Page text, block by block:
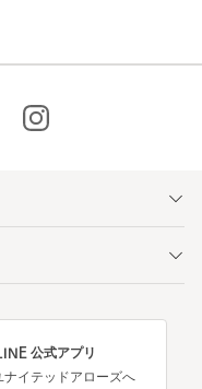
公式アプリ
ナイテッドアローズへ